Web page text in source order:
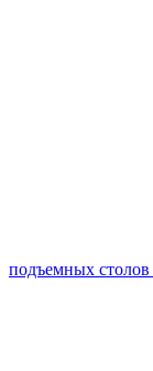
подъемных столов